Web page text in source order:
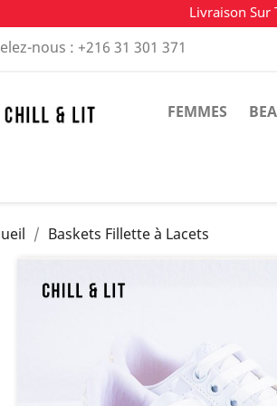
Livraison Sur
nous : +216 31 301 371
FEMMES
Baskets Fillette à Lacets